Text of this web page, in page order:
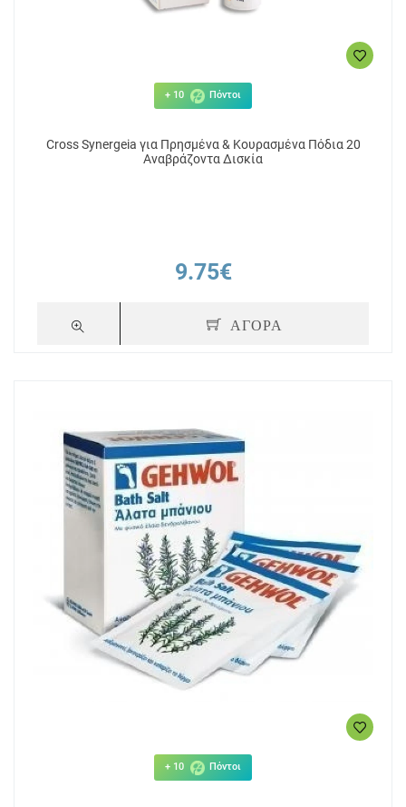
+ 10 Πόντοι
Cross Synergeia για Πρησμένα & Κουρασμένα Πόδια 20
Αναβράζοντα Δισκία
9.75€
ΑΓΟΡΑ
+ 10 Πόντοι